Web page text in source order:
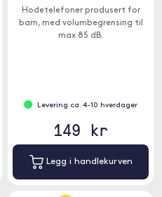
Hodetelefoner produsert for
barn, med volumbegrensing til
max 85 dB.
Levering ca. 4-10 hverdager
149 kr
Legg i handlekurven